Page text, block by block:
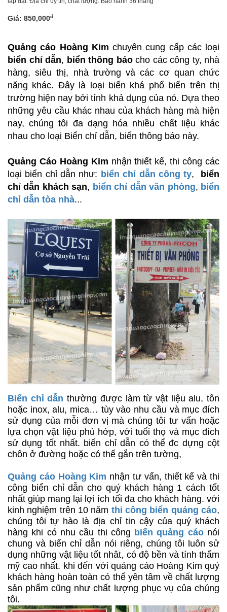
Giá: 850,000đ
Quảng cáo Hoàng Kim chuyên cung cấp các loại
biển chỉ dẫn, biển thông báocho các công ty, nhà
hàng, siêu thị, nhà trường và các cơ quan chức
năng khác. Đây là loại biển khá phổ biến trên thị
trường hiện nay bởi tính khả dụng của nó. Dựa theo
những yêu cầu khác nhau của khách hàng mà hiện
nay, chúng tôi đa dạng hóa nhiều chất liệu khác
nhau cho loại Biển chỉ dẫn, biển thông báo này.
Quảng Cáo Hoàng Kim nhận thiết kế, thi công các
loại biển chỉ dẫn như: biển chỉ dẫn công ty,
biển
chỉ dẫn khách sạn, biển chỉ dẫn văn phòng, biển
chỉ dẫn tòa nhà...
Biển chỉ dẫnthường được làm từ vật liệu alu, tôn
hoặc inox, alu, mica… tùy vào nhu cầu và mục đích
sử dụng của mỗi đơn vị mà chúng tôi tư vấn hoặc
lựa chọn vật liệu phù hớp, với tuổi thọ và mục đích
sử dụng tốt nhất. biển chỉ dẫn có thể đc dựng cột
chôn ở đường hoặc có thể gắn trên tường,
Quảng cáo Hoàng Kim nhận tư vấn, thiết kế và thi
công biển chỉ dẫn cho quý khách hàng 1 cách tốt
nhất giúp mang lại lợi ích tối đa cho khách hàng. với
kinh nghiệm trên 10 năm thi công biển quảng cáo,
chúng tôi tự hào là địa chỉ tin cậy của quý khách
hàng khi có nhu cầu thi công biển quảng cáonói
chung và biển chỉ dẫn nói riêng, chúng tôi luôn sử
dụng những vật liệu tốt nhât, có độ bền và tính thẩm
mỹ cao nhất. khi đến với quảng cáo Hoàng Kim quý
khách hàng hoàn toàn có thể yên tâm về chất lượng
sản phẩm cũng như chất lượng phục vụ của chúng
tôi.